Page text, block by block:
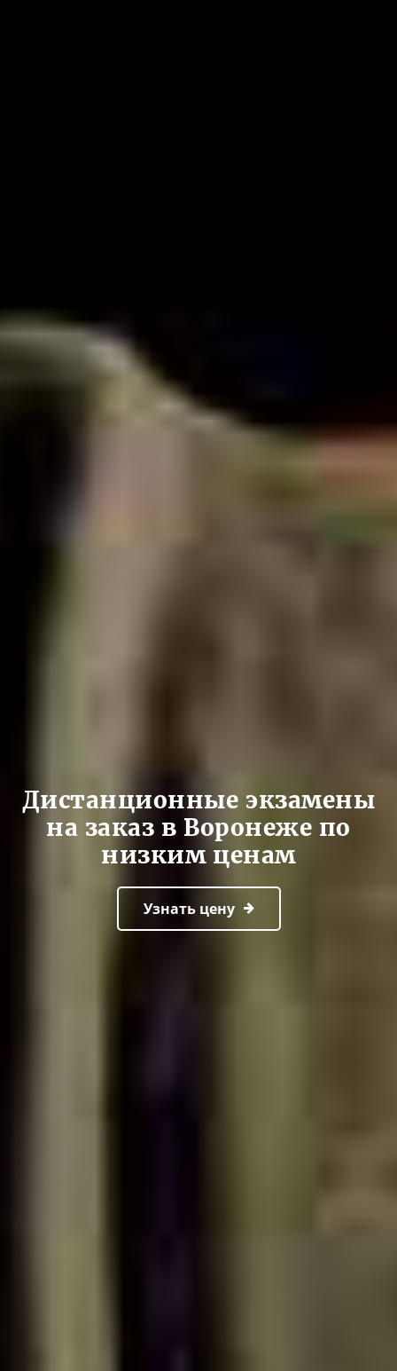
Дистанционные экзамены
на заказ в Воронеже по
низким ценам
Узнать цену